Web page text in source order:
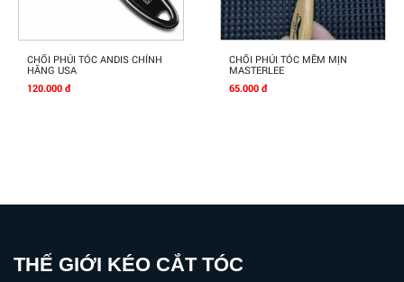
Mua Ngay
CHỔI PHỦI TÓC ANDIS CHÍNH
HÃNG USA
120.000 đ
Mua Ngay
CHỔI PHỦI TÓC MỀM MỊN
MASTERLEE
65.000 đ
THẾ GIỚI KÉO CẮT TÓC